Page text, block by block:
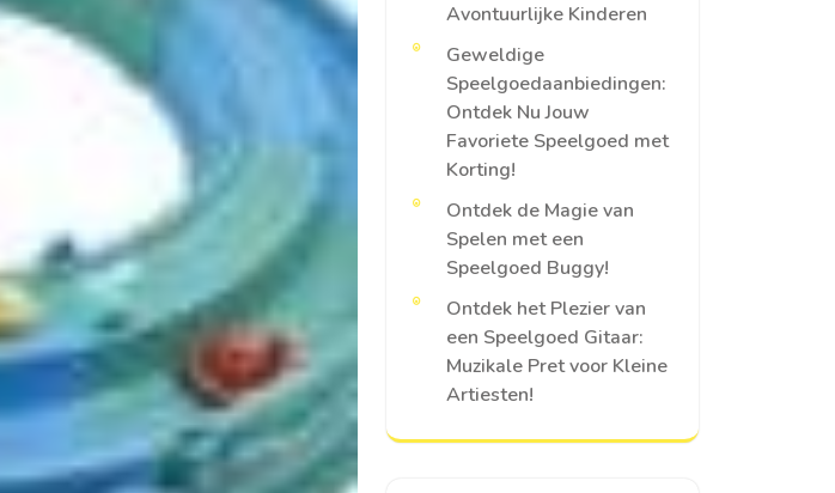
Avontuurlijke Kinderen
Geweldige
Speelgoedaanbiedingen:
Ontdek Nu Jouw
Favoriete Speelgoed met
Korting!
Ontdek de Magie van
Spelen met een
Speelgoed Buggy!
Ontdek het Plezier van
een Speelgoed Gitaar:
Muzikale Pret voor Kleine
Artiesten!